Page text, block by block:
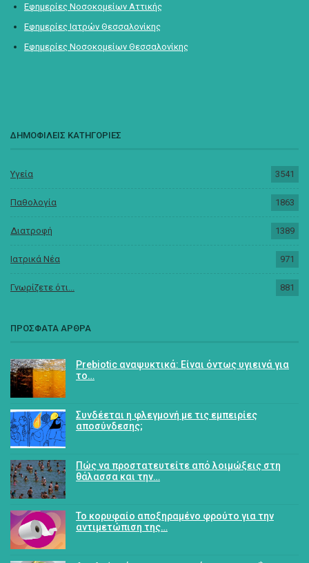
Εφημερίες Νοσοκομείων Αττικής
Εφημερίες Ιατρών Θεσσαλονίκης
Εφημερίες Νοσοκομείων Θεσσαλονίκης
ΔΗΜΟΦΙΛΕΙΣ ΚΑΤΗΓΟΡΙΕΣ
Υγεία 3541
Παθολογία 1863
Διατροφή 1389
Ιατρικά Νέα 971
Γνωρίζετε ότι... 881
ΠΡΟΣΦΑΤΑ ΑΡΘΡΑ
Prebiotic αναψυκτικά: Είναι όντως υγιεινά για
το…
Συνδέεται η φλεγμονή με τις εμπειρίες
αποσύνδεσης;
Πώς να προστατευτείτε από λοιμώξεις στη
θάλασσα και την…
Το κορυφαίο αποξηραμένο φρούτο για την
αντιμετώπιση της…